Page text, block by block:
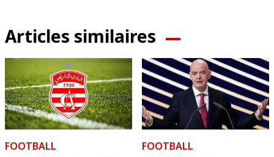
Articles similaires
FOOTBALL
FOOTBALL